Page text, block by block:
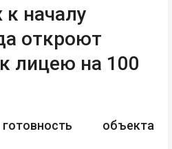
к началу
откроют
лицею на 100
объекта